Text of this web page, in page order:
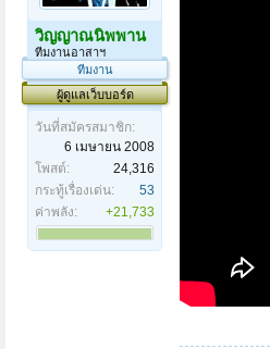
วิญญาณนิพพาน
ทีมงานอาสาฯ
ทีมงาน
ผู้ดูแลเว็บบอร์ด
วันที่สมัครสมาชิก:
6 เมษายน 2008
โพสต์:
24,316
กระทู้เรื่องเด่น:
53
ค่าพลัง:
+21,733